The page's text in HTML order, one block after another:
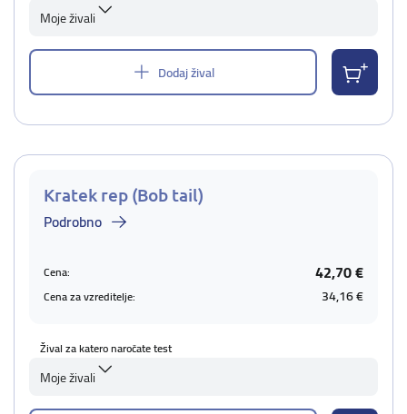
Moje živali
Dodaj žival
Kratek rep (Bob tail)
Podrobno
Cena: 42,70 €
Cena za vzreditelje: 34,16 €
Žival za katero naročate test
Moje živali